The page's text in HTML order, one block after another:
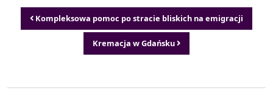
Nawigacja wpisu
Kompleksowa pomoc po stracie bliskich na emigracji
Kremacja w Gdańsku